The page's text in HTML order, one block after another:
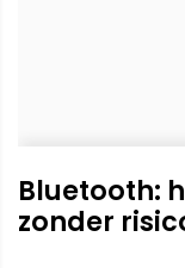
Bluetooth:
zonder